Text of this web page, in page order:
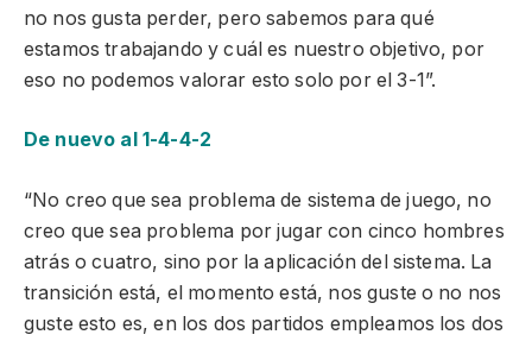
no nos gusta perder, pero sabemos para qué
estamos trabajando y cuál es nuestro objetivo, por
eso no podemos valorar esto solo por el 3-1”.
De nuevo al 1-4-4-2
“No creo que sea problema de sistema de juego, no
creo que sea problema por jugar con cinco hombres
atrás o cuatro, sino por la aplicación del sistema. La
transición está, el momento está, nos guste o no nos
guste esto es, en los dos partidos empleamos los dos